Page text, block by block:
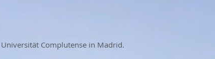
Complutense in Madrid.